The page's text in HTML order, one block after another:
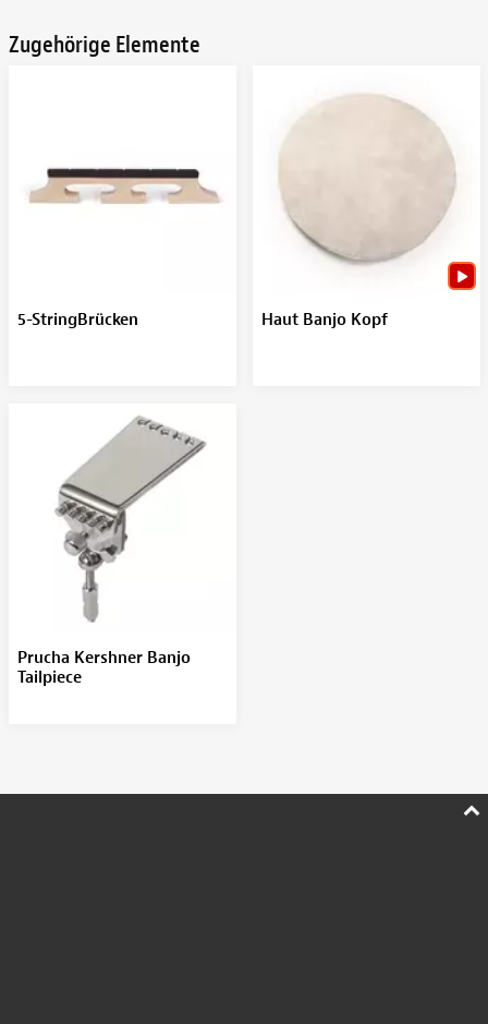
Zugehörige Elemente
5-StringBrücken Haut Banjo Kopf
Prucha Kershner Banjo
Tailpiece